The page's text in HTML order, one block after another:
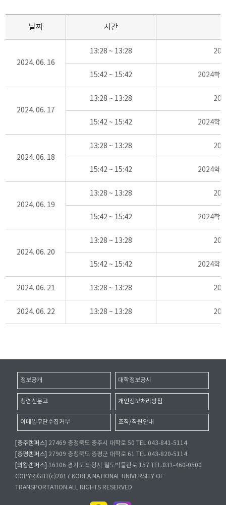
날짜 시간
2024. 06. 16
13:28 ~ 13:28
15:42 ~ 15:42 2024학
2024. 06. 17
13:28 ~ 13:28
15:42 ~ 15:42 2024학
2024. 06. 18
13:28 ~ 13:28
15:42 ~ 15:42 2024학
2024. 06. 19
13:28 ~ 13:28
15:42 ~ 15:42 2024학
2024. 06. 20
13:28 ~ 13:28
15:42 ~ 15:42 2024학
2024. 06. 21 13:28 ~ 13:28
2024. 06. 22 13:28 ~ 13:28
정보공개 대학정보공시
청렴신문고 개인정보처리방침
이메일무단수집거부 조직/직원안내
[충주캠퍼스]
27469 충청북도 충주시 대학로 50 TEL.043-841-5114
[증평캠퍼스]
27909 충청북도 증평군 대학로 61 TEL.043-820-5114
[의왕캠퍼스]
16106 경기도 의왕시 철도박물관로 157 TEL.031-460-0500
COPYRIGHT(c)2017 KOREA NATIONAL UNIVERSITY OF
TRANSPORTATION.ALL RIGHTS RESERVED